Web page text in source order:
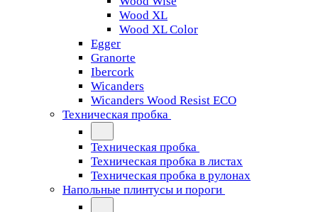
Wood XL
Wood XL Color
Egger
Granorte
Ibercork
Wicanders
Wicanders Wood Resist ECO
Техническая пробка
Техническая пробка
Техническая пробка в листах
Техническая пробка в рулонах
Напольные плинтусы и пороги